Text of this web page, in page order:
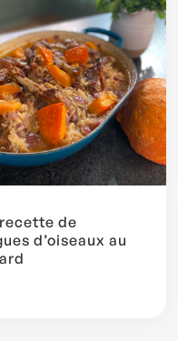
de
d’oiseaux au